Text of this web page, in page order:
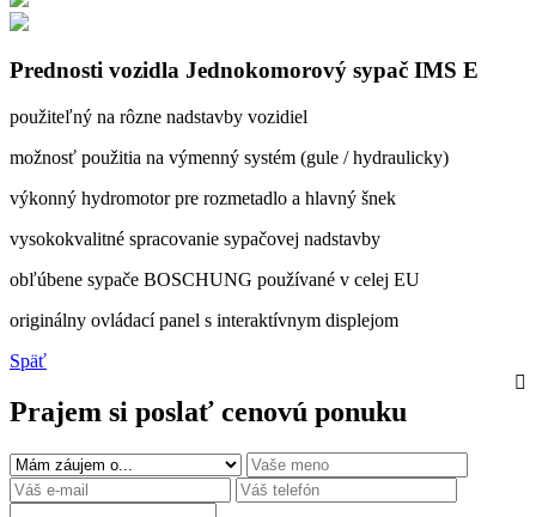
Prednosti vozidla Jednokomorový sypač IMS E
použiteľný na rôzne nadstavby vozidiel
možnosť použitia na výmenný systém (gule / hydraulicky)
výkonný hydromotor pre rozmetadlo a hlavný šnek
vysokokvalitné spracovanie sypačovej nadstavby
obľúbene sypače BOSCHUNG používané v celej EU
originálny ovládací panel s interaktívnym displejom
Späť
Prajem si poslať cenovú ponuku